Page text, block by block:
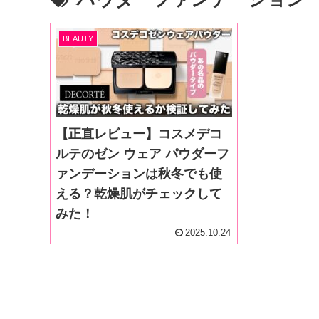
BEAUTY
【正直レビュー】コスメデコ
ルテのゼン ウェア パウダーフ
ァンデーションは秋冬でも使
える？乾燥肌がチェックして
みた！
2025.10.24